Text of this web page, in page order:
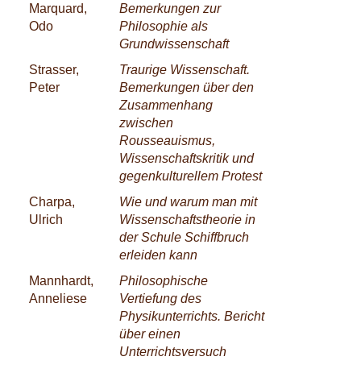
Marquard,
Odo
Bemerkungen zur
Philosophie als
Grundwissenschaft
Strasser,
Peter
Traurige Wissenschaft.
Bemerkungen über den
Zusammenhang
zwischen
Rousseauismus,
Wissenschaftskritik und
gegenkulturellem Protest
Charpa,
Ulrich
Wie und warum man mit
Wissenschaftstheorie in
der Schule Schiffbruch
erleiden kann
Mannhardt,
Anneliese
Philosophische
Vertiefung des
Physikunterrichts. Bericht
über einen
Unterrichtsversuch